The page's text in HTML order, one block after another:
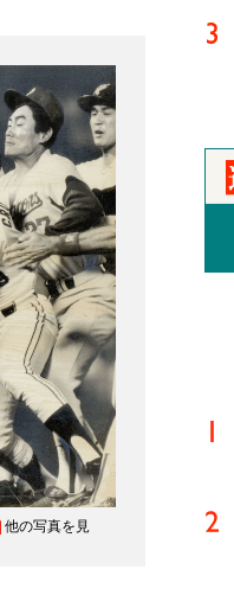
他の写真を見